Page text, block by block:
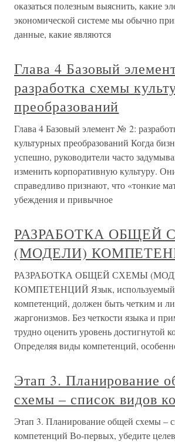
оказаться полезным выяснить, какие
экономической системе мы обычно
данные, какие являются
Глава 4 Базовый
разработка схемы
преобразований
Глава 4 Базовый элемент № 2:
культурных преобразований Когда
успешно, руководители часто
изменить корпоративную культуру.
справедливо признают, что «тонкие
убеждения и привычное
РАЗРАБОТКА ОБЩЕЙ
(МОДЕЛИ)
РАЗРАБОТКА ОБЩЕЙ СХЕМЫ
КОМПЕТЕНЦИЙ Язык, используемый
компетенций, должен быть четким и
жаргонизмов. Без четкости языка и
трудно оценить уровень достигнутой
Определяя виды компетенций,
Этап 3. Планирование
схемы – список видов
Этап 3. Планирование общей схемы –
компетенций Во-первых, убедите